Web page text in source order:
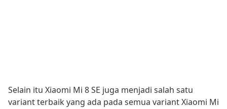
Selain itu Xiaomi Mi 8 SE juga menjadi salah satu
variant terbaik yang ada pada semua variant Xiaomi Mi